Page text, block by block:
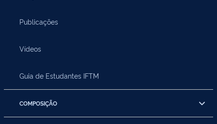
Publicações
Vídeos
Guia de Estudantes IFTM
COMPOSIÇÃO